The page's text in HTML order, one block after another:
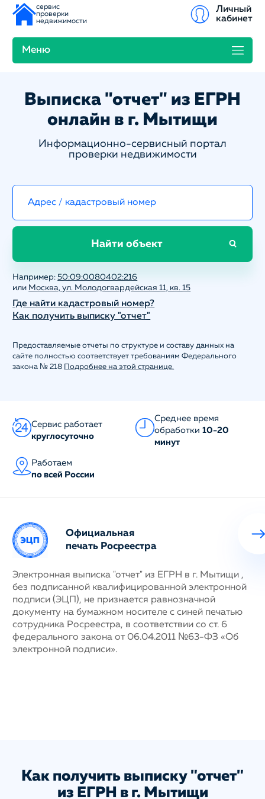
сервис
проверки
недвижимости
Меню
Личный
кабинет
Выписка "отчет" из ЕГРН
онлайн в г. Мытищи
Информационно-сервисный портал
проверки недвижимости
Найти объект
Например:50:09:0080402:216
или Москва, ул. Молодогвардейская 11, кв. 15
Где найти кадастровый номер?
Как получить выписку "отчет"
Предоставляемые отчеты по структуре и составу данных на
сайте полностью соответствует требованиям Федерального
закона № 218 Подробнее на этой странице.
Сервис работает
круглосуточно
Среднее время
обработки 10-20
минут
Работаем
по всей России
Официальная
печать Росреестра
Электронная выписка "отчет" из ЕГРН в г. Мытищи ,
без подписанной квалифицированной электронной
подписи (ЭЦП), не признается равнозначной
документу на бумажном носителе с синей печатью
сотрудника Росреестра, в соответствии со ст. 6
федерального закона от 06.04.2011 №63-ФЗ «Об
электронной подписи».
Как получить выписку "отчет"
из ЕГРН в г. Мытищи